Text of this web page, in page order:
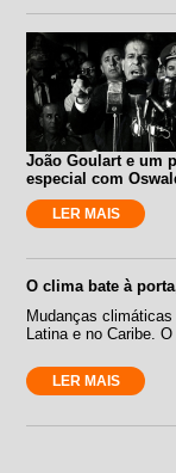
João Goulart e um
especial com
LER MAIS
O clima bate à
Mudanças
Latina e no Caribe.
LER MAIS